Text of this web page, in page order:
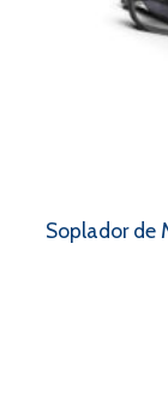
Soplador de